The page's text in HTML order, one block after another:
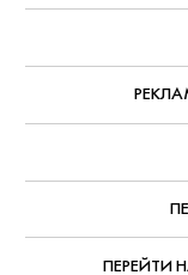
ПЕРЕЙТИ